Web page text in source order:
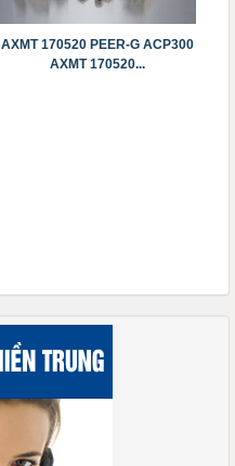
AXMT 170520 PEER-G ACP300
AXMT 170520...